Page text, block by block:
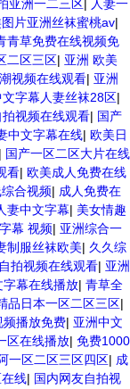
亚洲一二三区
人妻一
图片亚洲丝袜蜜桃av|
青草免费在线视频免
二区三区| 亚洲 欧美
视频在线观看| 亚洲
文字幕人妻丝袜28区|
拍视频在线观看| 国产
中文字幕在线| 欧美日
| 国产一区二区大片在线
看| 欧美成人免费在线
合视频| 成人免费在
妻中文字幕| 美女情趣
幕 视频| 亚洲综合一
制服丝袜欧美| 久久综
拍视频在线观看| 亚洲
幕在线播放| 青草全
品日本一区二区三区|
频播放免费| 亚洲中文
区在线播放| 免费1000
一区二区三区四区| 成
线| 国内网友自拍视